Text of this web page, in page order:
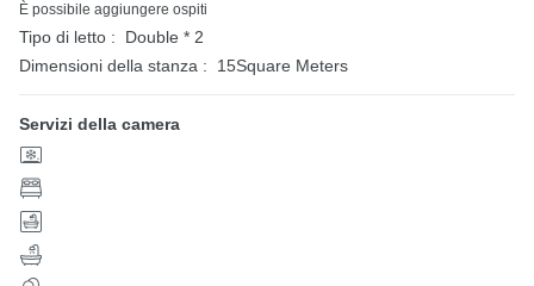
È possibile aggiungere ospiti
Tipo di letto :
Double * 2
Dimensioni della stanza :
15Square Meters
Servizi della camera